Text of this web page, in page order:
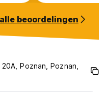
services dat er
zoals de bagage
beoordelingen
Poznan, Poznan,